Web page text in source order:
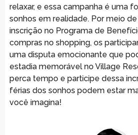
relaxar, e essa campanha é uma
sonhos em realidade. Por meio
inscrição no Programa de
compras no shopping, os
uma disputa emocionante que
estadia memorável no Village
perca tempo e participe dessa
férias dos sonhos podem estar
você imagina!